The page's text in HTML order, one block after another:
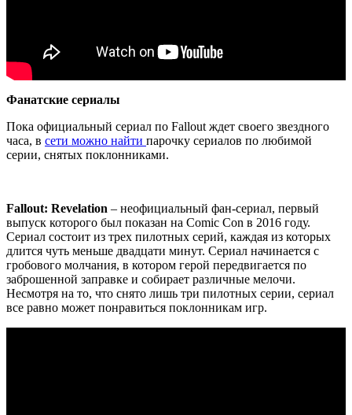
Фанатские сериалы
Пока официальный сериал по Fallout ждет своего звездного
часа, в сети можно найти парочку сериалов по любимой
серии, снятых поклонниками.
Fallout: Revelation – неофициальный фан-сериал, первый
выпуск которого был показан на Comic Con в 2016 году.
Сериал состоит из трех пилотных серий, каждая из которых
длится чуть меньше двадцати минут. Сериал начинается с
гробового молчания, в котором герой передвигается по
заброшенной заправке и собирает различные мелочи.
Несмотря на то, что снято лишь три пилотных серии, сериал
все равно может понравиться поклонникам игр.